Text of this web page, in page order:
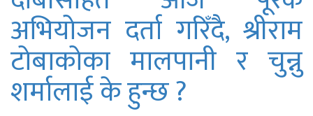
अभियोजन दर्ता गरिँदै, श्रीराम
टोबाकोका मालपानी र चुन्नु
शर्मालाई के हुन्छ ?